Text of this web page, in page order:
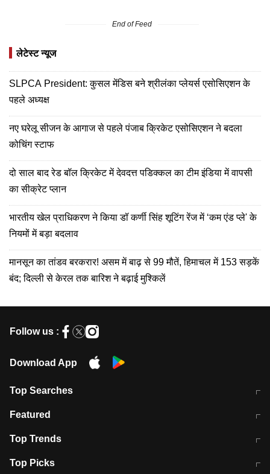
End of Feed
लेटेस्ट न्यूज
SLPCA President: कुसल मेंडिस बने श्रीलंका प्लेयर्स एसोसिएशन के
पहले अध्यक्ष
नए घरेलू सीजन के आगाज से पहले पंजाब क्रिकेट एसोसिएशन ने बदला
कोचिंग स्टाफ
दो साल बाद रेड बॉल क्रिकेट में देवदत्त पडिक्कल का टीम इंडिया में वापसी
का सीक्रेट प्लान
भारतीय खेल प्राधिकरण ने किया डॉ कर्णी सिंह शूटिंग रेंज में ‘कम एंड प्ले' के
नियमों में बड़ा बदलाव
मानसून का तांडव बरकरार! असम में बाढ़ से 99 मौतें, हिमाचल में 153 सड़कें
बंद; दिल्ली से केरल तक बारिश ने बढ़ाई मुश्किलें
Follow us :
Download App
Top Searches
मुंबई में लगे 'जेन जी' के पोस्टर, लिखा- 'मैं
Featured
10 अगस्त को विधानसभा का घेराव करेंगे
Top Trends
RBI का नया नियम: अब बैंकों को अपनी सभी
Top Picks